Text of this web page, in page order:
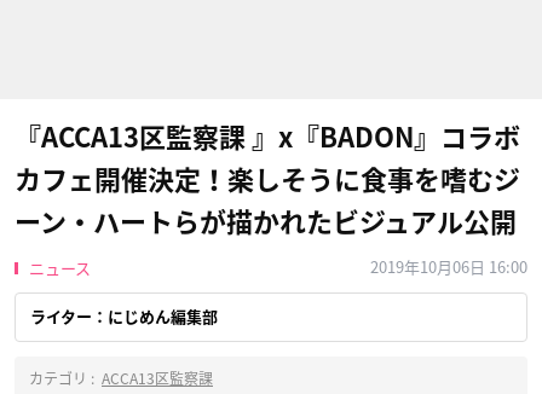
『ACCA13区監察課 』x『BADON』コラボ
カフェ開催決定！楽しそうに食事を嗜むジ
ーン・ハートらが描かれたビジュアル公開
ニュース 2019年10月06日 16:00
ライター：にじめん編集部
カテゴリ : ACCA13区監察課